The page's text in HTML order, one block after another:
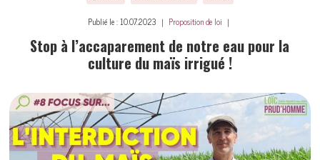
Publié le : 10.07.2023 ｜ Proposition de loi ｜
Stop à l’accaparement de notre eau pour la
culture du maïs irrigué !